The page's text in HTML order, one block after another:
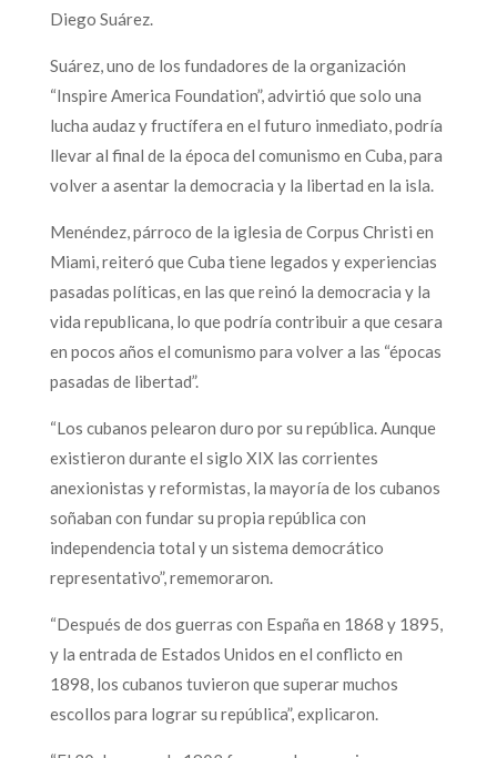
Diego Suárez.
Suárez, uno de los fundadores de la organización
“Inspire America Foundation”, advirtió que solo una
lucha audaz y fructífera en el futuro inmediato, podría
llevar al final de la época del comunismo en Cuba, para
volver a asentar la democracia y la libertad en la isla.
Menéndez, párroco de la iglesia de Corpus Christi en
Miami, reiteró que Cuba tiene legados y experiencias
pasadas políticas, en las que reinó la democracia y la
vida republicana, lo que podría contribuir a que cesara
en pocos años el comunismo para volver a las “épocas
pasadas de libertad”.
“Los cubanos pelearon duro por su república. Aunque
existieron durante el siglo XIX las corrientes
anexionistas y reformistas, la mayoría de los cubanos
soñaban con fundar su propia república con
independencia total y un sistema democrático
representativo”, rememoraron.
“Después de dos guerras con España en 1868 y 1895,
y la entrada de Estados Unidos en el conflicto en
1898, los cubanos tuvieron que superar muchos
escollos para lograr su república”, explicaron.